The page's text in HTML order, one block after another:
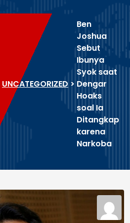
UNCATEGORIZED >
Ben
Joshua
Sebut
Ibunya
Syok saat
Dengar
Hoaks
soal Ia
Ditangkap
karena
Narkoba